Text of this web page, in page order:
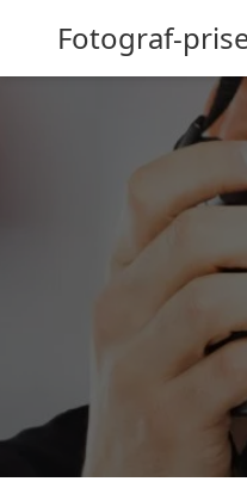
Fotograf-